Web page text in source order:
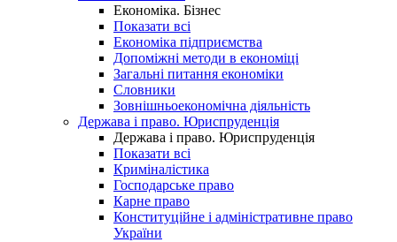
Економіка. Бізнес
Показати всі
Економіка підприємства
Допоміжні методи в економіці
Загальні питання економіки
Словники
Зовнішньоекономічна діяльність
Держава і право. Юриспруденція
Держава і право. Юриспруденція
Показати всі
Криміналістика
Господарське право
Карне право
Конституційне і адміністративне право
України